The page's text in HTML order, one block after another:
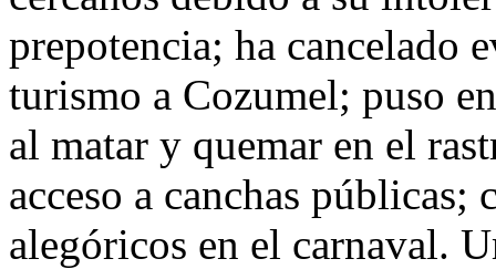
prepotencia; ha cancelado
turismo a Cozumel; puso
al matar y quemar en el
acceso a canchas
alegóricos en el carnaval.